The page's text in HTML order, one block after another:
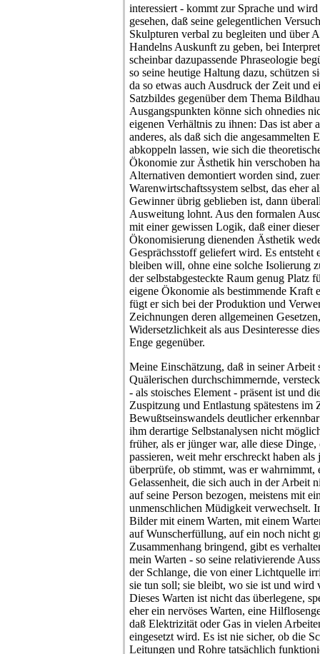
interessiert - kommt zur Sprache und
gesehen, daß seine gelegentlichen
Skulpturen verbal zu begleiten und über
Handelns Auskunft zu geben, bei
scheinbar dazupassende Phraseologie
so seine heutige Haltung dazu, schützen
da so etwas auch Ausdruck der Zeit und
Satzbildes gegenüber dem Thema
Ausgangspunkten könne sich ohnedies
eigenen Verhältnis zu ihnen: Das ist aber
anderes, als daß sich die angesammelten
abkoppeln lassen, wie sich die
Ökonomie zur Ästhetik hin verschoben
Alternativen demontiert worden sind,
Warenwirtschaftssystem selbst, das eher
Gewinner übrig geblieben ist, dann
Ausweitung lohnt. Aus den formalen
mit einer gewissen Logik, daß einer
Ökonomisierung dienenden Ästhetik
Gesprächsstoff geliefert wird. Es entsteht
bleiben will, ohne eine solche Isolierung
der selbstabgesteckte Raum genug Platz
eigene Ökonomie als bestimmende Kraft
fügt er sich bei der Produktion und
Zeichnungen deren allgemeinen
Widersetzlichkeit als aus Desinteresse
Enge gegenüber.
Meine Einschätzung, daß in seiner Arbeit
Quälerischen durchschimmernde,
- als stoisches Element - präsent ist und
Zuspitzung und Entlastung spätestens im
Bewußtseinswandels deutlicher
ihm derartige Selbstanalysen nicht
früher, als er jünger war, alle diese
passieren, weit mehr erschreckt haben
überprüfe, ob stimmt, was er wahrnimmt,
Gelassenheit, die sich auch in der Arbeit
auf seine Person bezogen, meistens mit
unmenschlichen Müdigkeit verwechselt.
Bilder mit einem Warten, mit einem
auf Wunscherfüllung, auf ein noch nicht
Zusammenhang bringend, gibt es
mein Warten - so seine relativierende
der Schlange, die von einer Lichtquelle
sie tun soll; sie bleibt, wo sie ist und wird
Dieses Warten ist nicht das überlegene,
eher ein nervöses Warten, eine
daß Elektrizität oder Gas in vielen
eingesetzt wird. Es ist nie sicher, ob die
Leitungen und Rohre tatsächlich